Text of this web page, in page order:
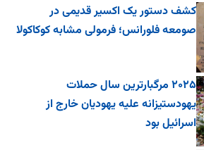
کشف دستور یک اکسیر قدیمی در
صومعه فلورانس؛ فرمولی مشابه کوکاکولا
۲۰۲۵ مرگبارترین سال حملات
یهودستیزانه علیه یهودیان خارج از
اسرائیل بود